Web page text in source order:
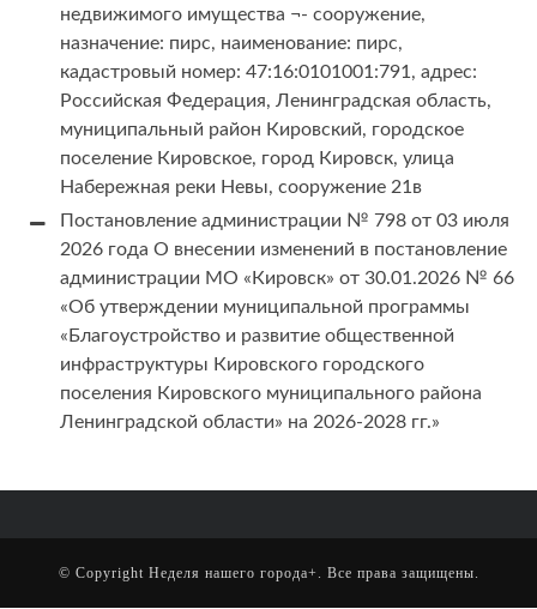
недвижимого имущества ¬- сооружение,
назначение: пирс, наименование: пирс,
кадастровый номер: 47:16:0101001:791, адрес:
Российская Федерация, Ленинградская область,
муниципальный район Кировский, городское
поселение Кировское, город Кировск, улица
Набережная реки Невы, сооружение 21в
Постановление администрации № 798 от 03 июля
2026 года О внесении изменений в постановление
администрации МО «Кировск» от 30.01.2026 № 66
«Об утверждении муниципальной программы
«Благоустройство и развитие общественной
инфраструктуры Кировского городского
поселения Кировского муниципального района
Ленинградской области» на 2026-2028 гг.»
© Copyright Неделя нашего города+ . Все права защищены.